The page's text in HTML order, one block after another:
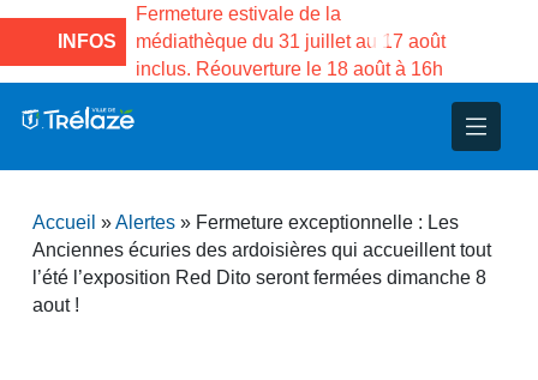
INFOS
la Maison des
de Gama du
Fermeture estivale de la
médiathèque du 31 juillet au 17 août
inclus. Réouverture le 18 août à 16h
Projets
– Jumelage
Accueil »Alertes » Fermeture exceptionnelle : Les
Anciennes écuries des ardoisières qui accueillent tout
l’été l’exposition Red Dito seront fermées dimanche 8
aout !